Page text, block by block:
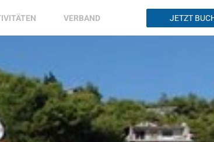
VERBAND JETZT